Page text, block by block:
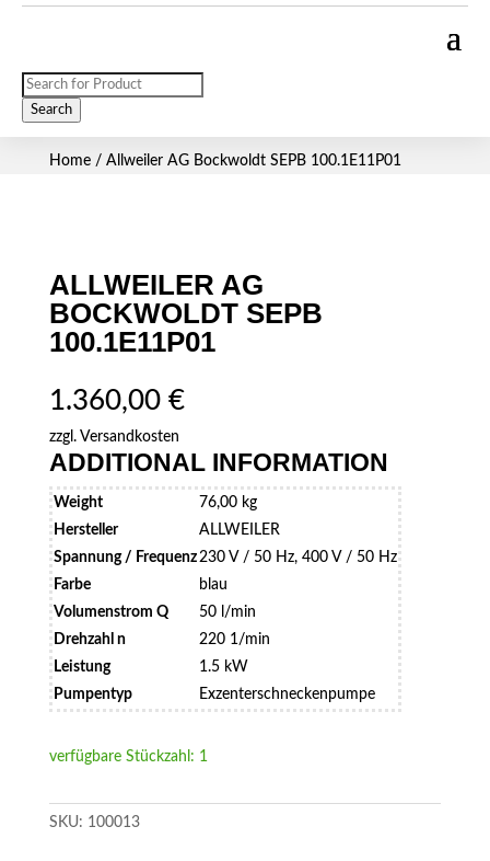
Products
search
Search
Home/ Allweiler AG Bockwoldt SEPB 100.1E11P01
ALLWEILER AG
BOCKWOLDT SEPB
100.1E11P01
1.360,00 €
zzgl. Versandkosten
ADDITIONAL INFORMATION
Weight
76,00 kg
Hersteller
ALLWEILER
Spannung / Frequenz230 V / 50 Hz, 400 V / 50 Hz
Farbe
blau
Volumenstrom Q
50 l/min
Drehzahl n
220 1/min
Leistung
1.5 kW
Pumpentyp
Exzenterschneckenpumpe
verfügbare Stückzahl: 1
SKU: 100013